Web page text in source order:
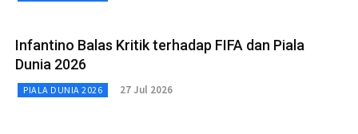
Infantino Balas Kritik terhadap FIFA dan Piala
Dunia 2026
PIALA DUNIA 2026 27 Jul 2026